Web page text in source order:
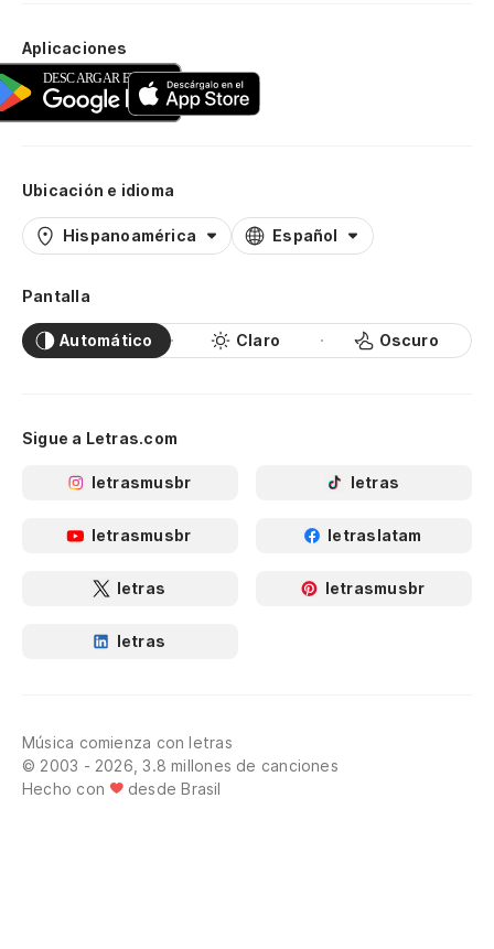
Aplicaciones
Ubicación e idioma
Hispanoamérica Español
Pantalla
Automático Claro Oscuro
Sigue a Letras.com
letrasmusbr letras
letrasmusbr letraslatam
letras letrasmusbr
letras
Música comienza con letras
© 2003 - 2026, 3.8 millones de canciones
Hecho con
desde Brasil